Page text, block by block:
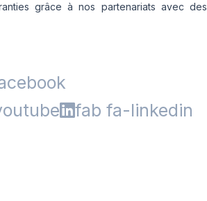
grâce à nos partenariats avec des
fab fa-linkedin